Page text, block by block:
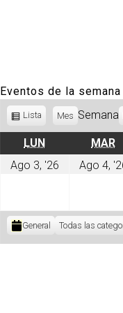
Eventos de la semana
Ver
Lista Mes Semana
LUNLUNES MAR
Ago 3, '26
agosto
Ago 4,
Categorías
General Todas las